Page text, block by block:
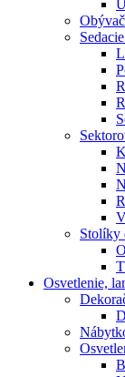
Stolíky
Osvetlenie,